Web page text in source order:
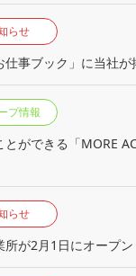
らせ
仕事ブック」に当社
プ情報
ができる「MORE
らせ
所が2月1日にオープン